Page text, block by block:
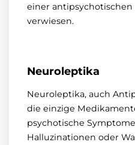
einer
verwiesen.
Neuroleptika
Neuroleptika, auch
die einzige
psychotische
Halluzinationen oder